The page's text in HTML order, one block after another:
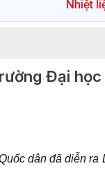
Nhiệt liệt chào
Đại
dân đã diễn ra